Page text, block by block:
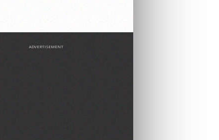
ADVERTISEMENT